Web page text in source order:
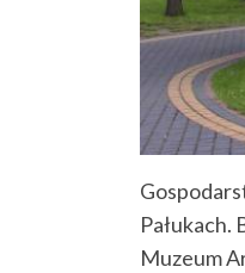
Pałukach.
Muzeum